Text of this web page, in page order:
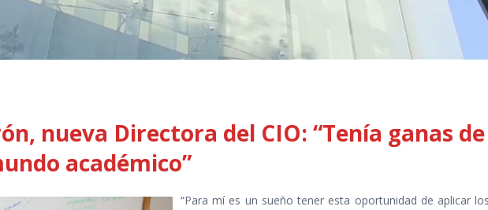
nueva Directora del CIO: “Tenía ganas
académico”
“Para mí es un sueño tener esta oportunidad de aplicar